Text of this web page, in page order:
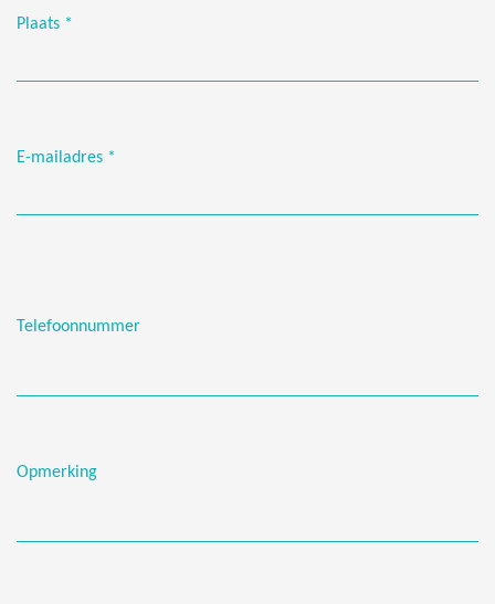
Plaats *
E-mailadres *
Telefoonnummer
Opmerking